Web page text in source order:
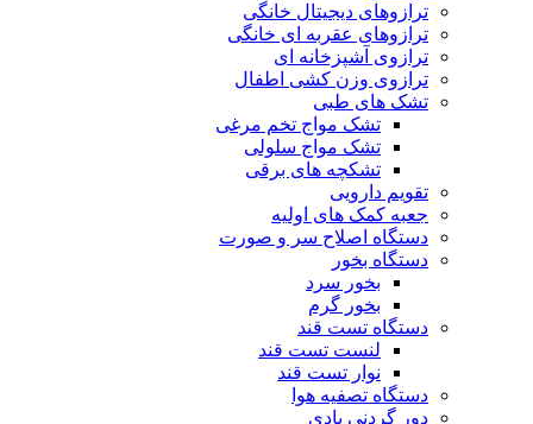
ترازوهای دیجیتال خانگی
ترازوهای عقربه ای خانگی
ترازوی آشپزخانه ای
ترازوی وزن کشی اطفال
تشک های طبی
تشک مواج تخم مرغی
تشک مواج سلولی
تشکچه های برقی
تقویم دارویی
جعبه کمک های اولیه
دستگاه اصلاح سر و صورت
دستگاه بخور
بخور سرد
بخور گرم
دستگاه تست قند
لنست تست قند
نوار تست قند
دستگاه تصفیه هوا
دور گردنی بادی